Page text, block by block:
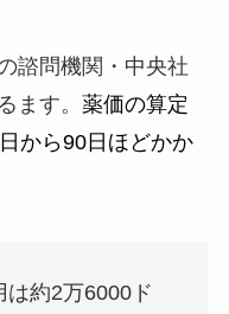
諮問機関・中央社
ます。 薬価の算定
から90日ほどかか
は約2万6000ド